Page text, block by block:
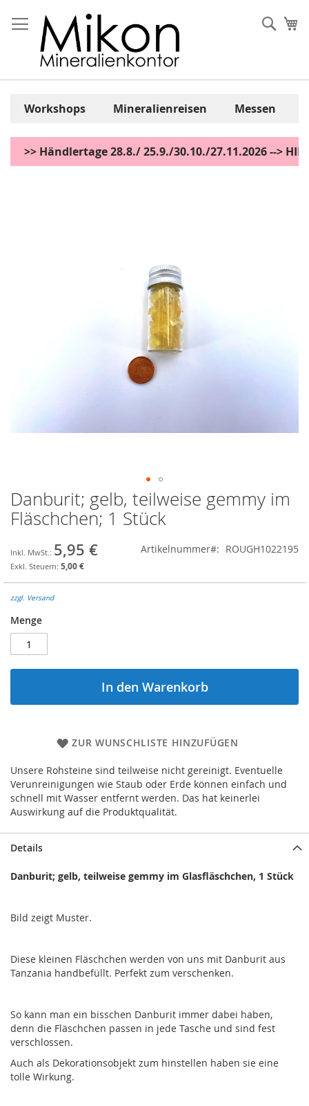
Inhalt
springen
Workshops Mineralienreisen Messen
>> Händlertage 28.8./ 25.9./30.10./27.11.2026 -->
Zum
Anfang
der
springen
Danburit; gelb, teilweise gemmy im
Fläschchen; 1 Stück
5,95 €
5,00 €
Artikelnummer ROUGH1022195
zzgl. Versand
Menge
In den Warenkorb
ZUR WUNSCHLISTE HINZUFÜGEN
Unsere Rohsteine sind teilweise nicht gereinigt. Eventuelle
Verunreinigungen wie Staub oder Erde können einfach und
schnell mit Wasser entfernt werden. Das hat keinerlei
Auswirkung auf die Produktqualität.
Details
Danburit; gelb, teilweise gemmy im Glasfläschchen, 1 Stück
Bild zeigt Muster.
Diese kleinen Fläschchen werden von uns mit Danburit aus
Tanzania handbefüllt. Perfekt zum verschenken.
So kann man ein bisschen Danburit immer dabei haben,
denn die Fläschchen passen in jede Tasche und sind fest
verschlossen.
Auch als Dekorationsobjekt zum hinstellen haben sie eine
tolle Wirkung.